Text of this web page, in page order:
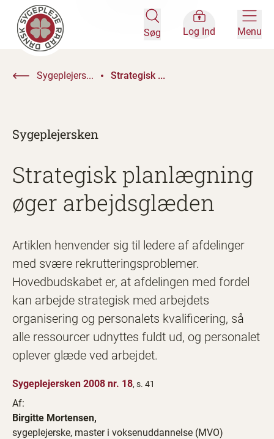
Søg Log Ind Menu
Sygeplejers... Strategisk ...
Sygeplejersken
Strategisk planlægning
øger arbejdsglæden
Artiklen henvender sig til ledere af afdelinger
med svære rekrutteringsproblemer.
Hovedbudskabet er, at afdelingen med fordel
kan arbejde strategisk med arbejdets
organisering og personalets kvalificering, så
alle ressourcer udnyttes fuldt ud, og personalet
oplever glæde ved arbejdet.
Sygeplejersken 2008 nr. 18, s. 41
Af:
Birgitte Mortensen,
sygeplejerske, master i voksenuddannelse (MVO)